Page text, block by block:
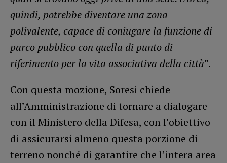
quindi, potrebbe diventare una zona
polivalente, capace di coniugare la funzione di
parco pubblico con quella di punto di
riferimento per la vita associativa della città”.
Con questa mozione, Soresi chiede
all’Amministrazione di tornare a dialogare
con il Ministero della Difesa, con l’obiettivo
di assicurarsi almeno questa porzione di
terreno nonché di garantire che l’intera area